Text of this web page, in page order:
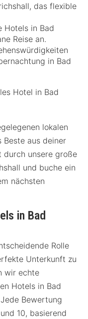
das flexible
Hotels in Bad
Reise an.
in Bad
Hotel in Bad
lokalen
Beste aus deiner
durch unsere große
und buche ein
nächsten
in Bad
Rolle
Unterkunft zu
wir echte
Hotels in Bad
Bewertung
10, basierend